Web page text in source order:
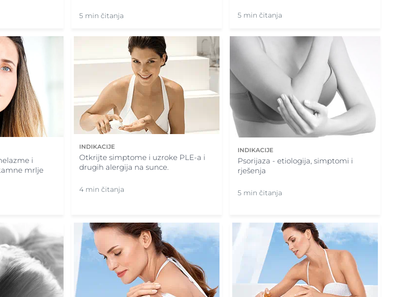
5 min čitanja 5 min čitanja
i
mrlje
INDIKACIJE
Otkrijte simptome i uzroke PLE-a i
drugih alergija na sunce.
4 min čitanja
INDIKACIJE
Psorijaza - etiologija, simptomi i
rješenja
5 min čitanja